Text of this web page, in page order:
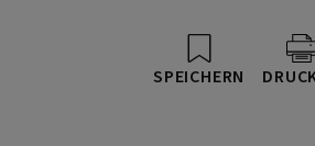
SPEICHERN